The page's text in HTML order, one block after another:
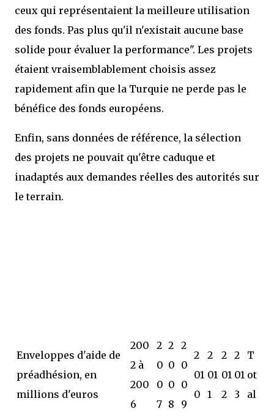
ceux qui représentaient la meilleure utilisation
des fonds. Pas plus qu'il n'existait aucune base
solide pour évaluer la performance". Les projets
étaient vraisemblablement choisis assez
rapidement afin que la Turquie ne perde pas le
bénéfice des fonds européens.
Enfin, sans données de référence, la sélection
des projets ne pouvait qu'être caduque et
inadaptés aux demandes réelles des autorités sur
le terrain.
Enveloppes d'aide de
préadhésion, en
millions d'euros
200
2 à
200
6
2
0
0
7
2
0
0
8
2
0
0
9
2
01
0
2
01
1
2
01
2
2
01
3
T
ot
al